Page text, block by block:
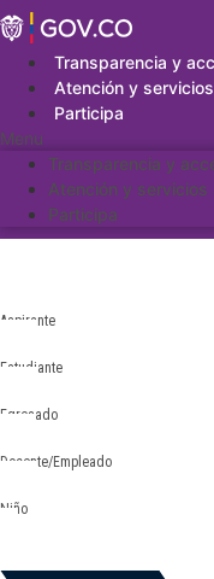
Saltar
al
contenidoTransparencia y
Atención y
Participa
Menu
Transparencia y
Atención y servicios
Participa
Aspirante
Estudiante
Egresado
Docente/Empleado
Niño